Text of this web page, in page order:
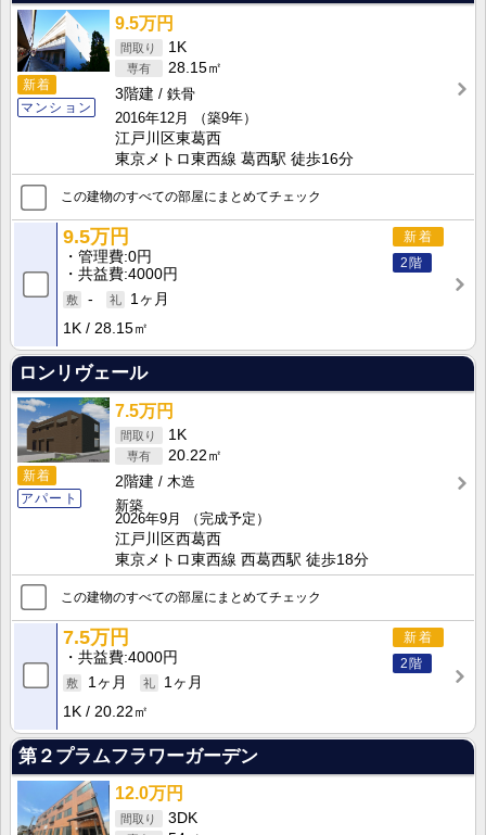
新着
マンション
9.5万円
1K
28.15㎡
3階建
鉄骨
2016年12月
（築9年）
江戸川区東葛西
東京メトロ東西線 葛西駅 徒歩16分
この建物のすべての部屋にまとめてチェック
新着
2階
9.5万円
管理費 0円
共益費 4000円
-
1ヶ月
1K
28.15㎡
ロンリヴェール
新着
アパート
7.5万円
1K
20.22㎡
2階建
木造
新築
2026年9月
（完成予定）
江戸川区西葛西
東京メトロ東西線 西葛西駅 徒歩18分
この建物のすべての部屋にまとめてチェック
新着
2階
7.5万円
共益費 4000円
1ヶ月
1ヶ月
1K
20.22㎡
第２プラムフラワーガーデン
12.0万円
3DK